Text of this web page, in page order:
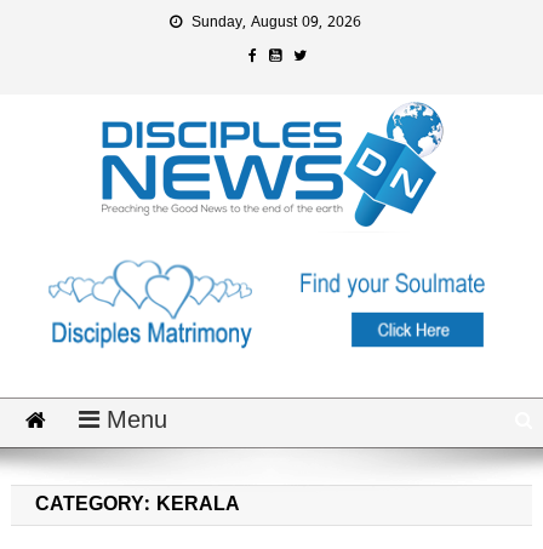
Sunday, August 09, 2026
Menu
CATEGORY: KERALA